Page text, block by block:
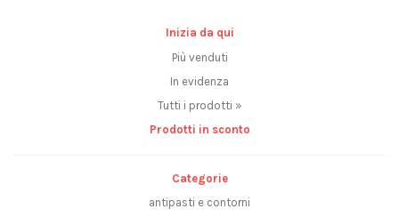
Inizia da qui
Più venduti
In evidenza
Tutti i prodotti »
Prodotti in sconto
Categorie
antipasti e contorni